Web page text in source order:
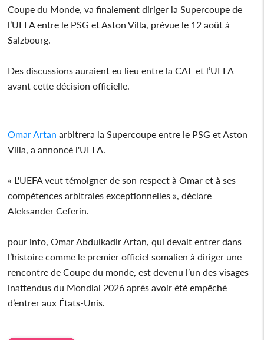
Coupe du Monde, va finalement diriger la Supercoupe de
l’UEFA entre le PSG et Aston Villa, prévue le 12 août à
Salzbourg.
Des discussions auraient eu lieu entre la CAF et l’UEFA
avant cette décision officielle.
Omar Artan arbitrera la Supercoupe entre le PSG et Aston
Villa, a annoncé l'UEFA.
« L'UEFA veut témoigner de son respect à Omar et à ses
compétences arbitrales exceptionnelles », déclare
Aleksander Ceferin.
pour info, Omar Abdulkadir Artan, qui devait entrer dans
l’histoire comme le premier officiel somalien à diriger une
rencontre de Coupe du monde, est devenu l’un des visages
inattendus du Mondial 2026 après avoir été empêché
d’entrer aux États-Unis.